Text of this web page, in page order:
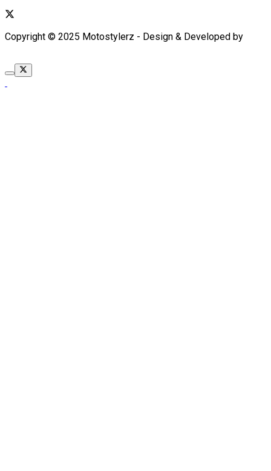
Copyright © 2025 Motostylerz - Design & Developed by